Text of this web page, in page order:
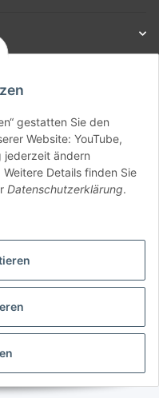
gestatten Sie den
Website: YouTube,
jederzeit ändern
Details finden Sie
Datenschutzerklärung.
( B2B Shop )
Shop